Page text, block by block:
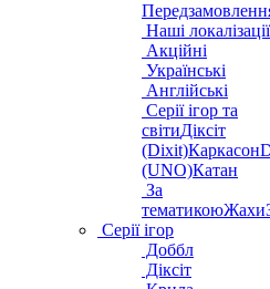
Наші локалізації
Акційні
Українські
Англійські
Серії ігор та
світиДіксіт
(Dixit)Каркасон
(UNO)Катан
За
тематикоюЖахи
Серії ігор
Доббл
Діксіт